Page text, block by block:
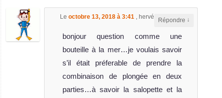
Le octobre 13, 2018 à 3:41 , hervéP a dit :
bonjour question comme une
bouteille à la mer…je voulais savoir
s’il était préferable de prendre la
combinaison de plongée en deux
parties…à savoir la salopette et la
Répondre ↓